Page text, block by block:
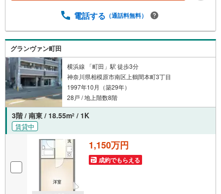
電話する （通話料無料）
グランヴァン町田
横浜線 「町田」駅 徒歩3分
神奈川県相模原市南区上鶴間本町3丁目
1997年10月（築29年）
28戸 / 地上階数8階
3階 / 南東 / 18.55m2 / 1K
賃貸中
1,150万円
成約でもらえる